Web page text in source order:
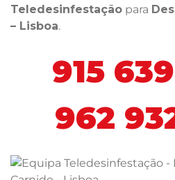
Teledesinfestação para
– Lisboa.
915
962